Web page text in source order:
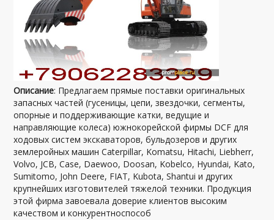
Описание: Предлагаем прямые поставки оригинальных
запасных частей (гусеницы, цепи, звездочки, сегменты,
опорные и поддерживающие катки, ведущие и
направляющие колеса) южнокорейской фирмы DCF для
ходовых систем экскаваторов, бульдозеров и других
землеройных машин Caterpillar, Komatsu, Hitachi, Liebherr,
Volvo, JCB, Case, Daewoo, Doosan, Kobelco, Hyundai, Kato,
Sumitomo, John Deere, FIAT, Kubota, Shantui и других
крупнейших изготовителей тяжелой техники. Продукция
этой фирма завоевала доверие клиентов высоким
качеством и конкурентноспособ